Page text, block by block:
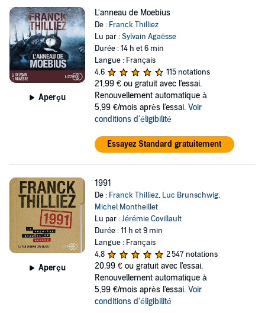
Aperçu
L'anneau de Moebius
De : Franck Thilliez
Lu par :Sylvain Agaësse
Durée : 14 h et 6 min
Langue : Français
4,6
115 notations
21,99 € ou gratuit avec l'essai.
Renouvellement automatique à
5,99 €/mois après l'essai. Voir
conditions d'éligibilité
Essayez Standard gratuitement
Aperçu
1991
De : Franck Thilliez, Luc Brunschwig,
Michel Montheillet
Lu par :Jérémie Covillault
Durée : 11 h et 9 min
Langue : Français
4,8
2 547 notations
20,99 € ou gratuit avec l'essai.
Renouvellement automatique à
5,99 €/mois après l'essai. Voir
conditions d'éligibilité